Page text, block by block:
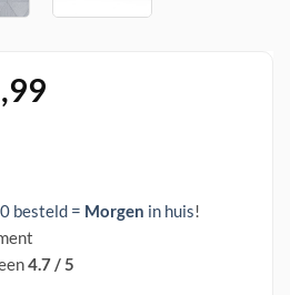
Huidige
besteld = Morgen in huis!
4.7 / 5